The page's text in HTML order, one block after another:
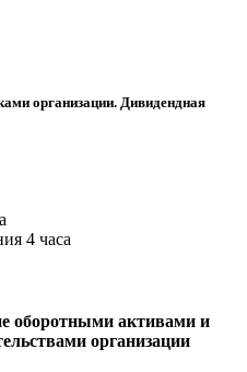
организации. Дивидендная
4 часа
оборотными активами и
организации